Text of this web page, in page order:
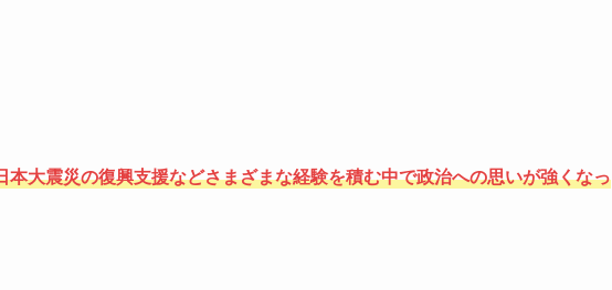
本大震災の復興支援などさまざまな経験を積む中で政治への思いが強くなっ